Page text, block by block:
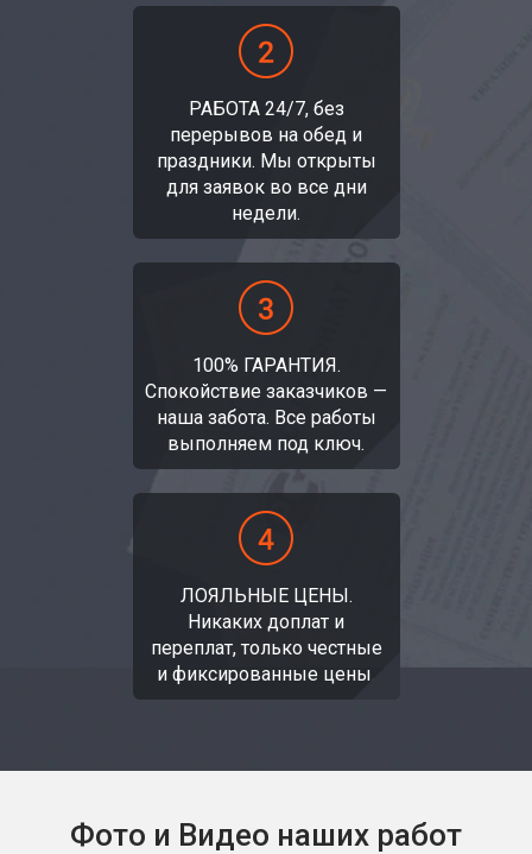
РАБОТА 24/7, без
перерывов на обед и
праздники. Мы открыты
для заявок во все дни
недели.
100% ГАРАНТИЯ.
Спокойствие заказчиков —
наша забота. Все работы
выполняем под ключ.
ЛОЯЛЬНЫЕ ЦЕНЫ.
Никаких доплат и
переплат, только честные
и фиксированные цены.
Фото и Видео наших работ